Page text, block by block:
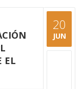
EL
20
JUN